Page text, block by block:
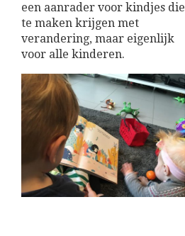
een aanrader voor kindjes die
te maken krijgen met
verandering, maar eigenlijk
voor alle kinderen.